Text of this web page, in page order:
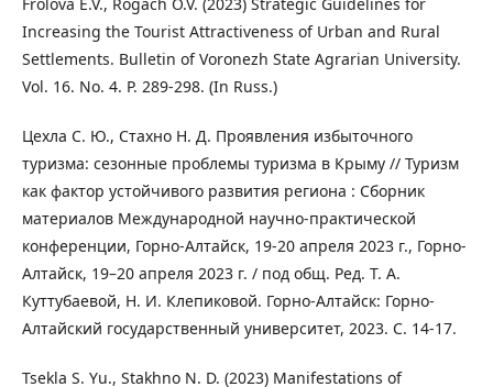
Increasing the Tourist Attractiveness of Urban and Rural
Settlements. Bulletin of Voronezh State Agrarian University.
Vol. 16. No. 4. P. 289-298. (In Russ.)
Цехла С. Ю., Стахно Н. Д. Проявления избыточного
туризма: сезонные проблемы туризма в Крыму // Туризм
как фактор устойчивого развития региона : Сборник
материалов Международной научно-практической
конференции, Горно-Алтайск, 19-20 апреля 2023 г., Горно-
Алтайск, 19–20 апреля 2023 г. / под общ. Ред. Т. А.
Куттубаевой, Н. И. Клепиковой. Горно-Алтайск: Горно-
Алтайский государственный университет, 2023. С. 14-17.
Tsekla S. Yu., Stakhno N. D. (2023) Manifestations of